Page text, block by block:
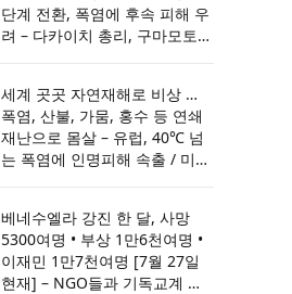
단계 전환, 폭염에 후속 피해 우
려 – 다카이치 총리, 구마모토
해’ 선포
세계 곳곳 자연재해로 비상 …
폭염, 산불, 가뭄, 홍수 등 연쇄
재난으로 몸살 – 유럽, 40℃ 넘
는 폭염에 인명피해 속출 / 미국
뭄 … 원전·운하가동 차질 / 아프
간·인도·파키스탄 홍수로 최소
70명 사망
베네수엘라 강진 한 달, 사망
5300여명 • 부상 1만6천여명 •
이재민 1만7천여명 [7월 27일
현재] – NGO들과 기독교계 지